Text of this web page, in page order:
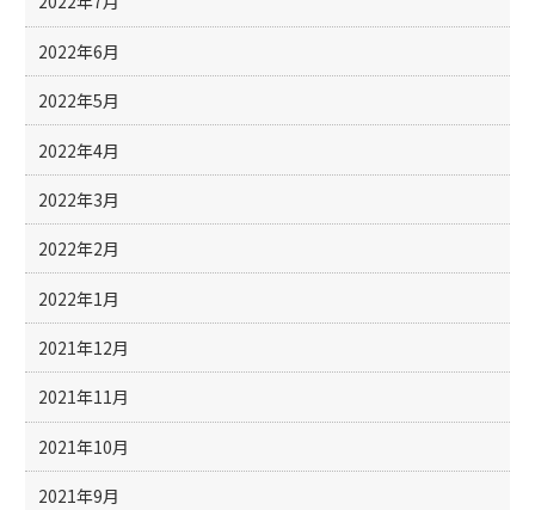
2022年6月
2022年5月
2022年4月
2022年3月
2022年2月
2022年1月
2021年12月
2021年11月
2021年10月
2021年9月